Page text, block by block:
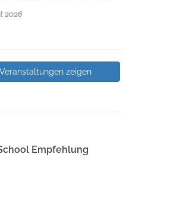
2026
zeigen
Empfehlung